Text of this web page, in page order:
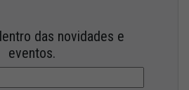
das novidades e
eventos.